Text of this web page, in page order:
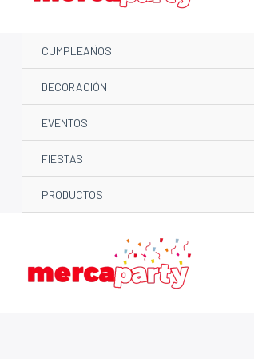
CUMPLEAÑOS
DECORACIÓN
EVENTOS
FIESTAS
PRODUCTOS